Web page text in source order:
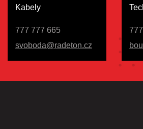
Kabely
777 777 665
svoboda@radeton.cz